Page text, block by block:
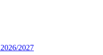
2027